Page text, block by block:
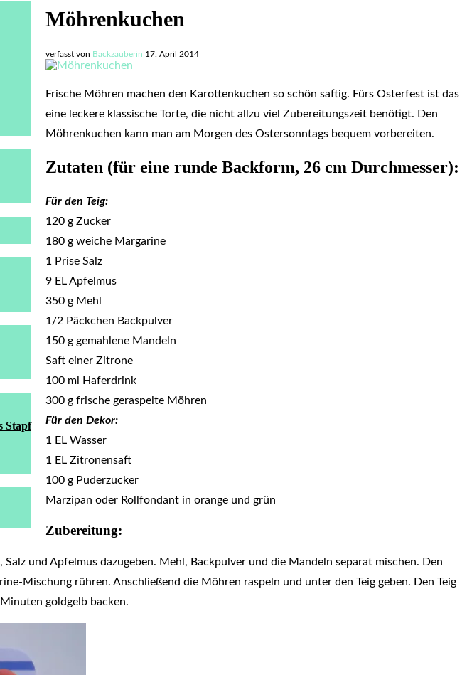
Stapf
Möhrenkuchen
verfasst von Backzauberin 17. April 2014
Frische Möhren machen den Karottenkuchen so schön saftig. Fürs Osterfest ist das
eine leckere klassische Torte, die nicht allzu viel Zubereitungszeit benötigt. Den
Möhrenkuchen kann man am Morgen des Ostersonntags bequem vorbereiten.
Zutaten (für eine runde Backform, 26 cm Durchmesser):
Für den Teig:
120 g Zucker
180 g weiche Margarine
1 Prise Salz
9 EL Apfelmus
350 g Mehl
1/2 Päckchen Backpulver
150 g gemahlene Mandeln
Saft einer Zitrone
100 ml Haferdrink
300 g frische geraspelte Möhren
Für den Dekor:
1 EL Wasser
1 EL Zitronensaft
100 g Puderzucker
Marzipan oder Rollfondant in orange und grün
Zubereitung:
und Apfelmus dazugeben. Mehl, Backpulver und die Mandeln separat mischen. Den
Mischung rühren. Anschließend die Möhren raspeln und unter den Teig geben. Den Teig
goldgelb backen.